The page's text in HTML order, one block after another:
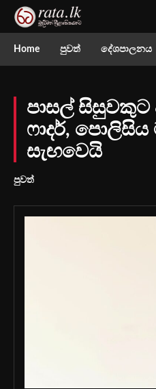
Home පුවත් දේශපාලනය
පාසල්
ෆාදර්, පොලිසිය
සැඟවෙයි
පුවත්